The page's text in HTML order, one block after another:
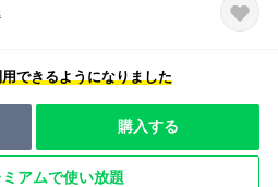
できるようになりました
購入する
アムで使い放題